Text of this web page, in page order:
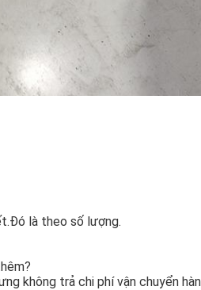
là theo số lượng.
không trả chi phí vận chuyển